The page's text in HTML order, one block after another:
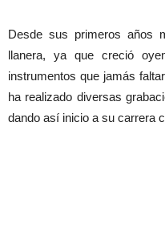
Desde sus primeros años
llanera, ya que creció
instrumentos que jamás
ha realizado diversas
dando así inicio a su carrera